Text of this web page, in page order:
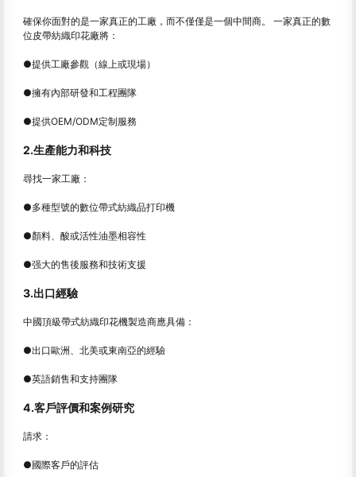
確保你面對的是一家真正的工廠，而不僅僅是一個中間商。 一家真正的數
位皮帶紡織印花廠將：
●提供工廠參觀（線上或現場）
●擁有內部研發和工程團隊
●提供OEM/ODM定制服務
2.生產能力和科技
尋找一家工廠：
●多種型號的數位帶式紡織品打印機
●顏料、酸或活性油墨相容性
●强大的售後服務和技術支援
3.出口經驗
中國頂級帶式紡織印花機製造商應具備：
●出口歐洲、北美或東南亞的經驗
●英語銷售和支持團隊
4.客戶評價和案例研究
請求：
●國際客戶的評估